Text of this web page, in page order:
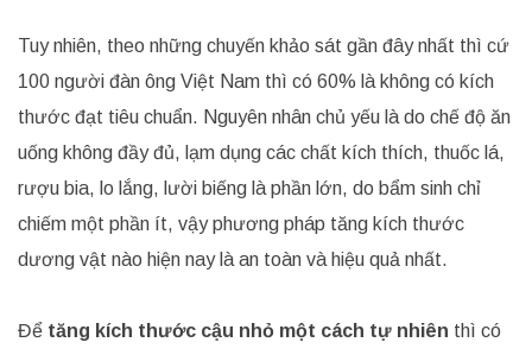
Tuy nhiên, theo những chuyến khảo sát gần đây nhất thì cứ
100 người đàn ông Việt Nam thì có 60% là không có kích
thước đạt tiêu chuẩn. Nguyên nhân chủ yếu là do chế độ ăn
uống không đầy đủ, lạm dụng các chất kích thích, thuốc lá,
rượu bia, lo lắng, lười biếng là phần lớn, do bẩm sinh chỉ
chiếm một phần ít, vậy phương pháp tăng kích thước
dương vật nào hiện nay là an toàn và hiệu quả nhất.
Để tăng kích thước cậu nhỏ một cách tự nhiên thì có